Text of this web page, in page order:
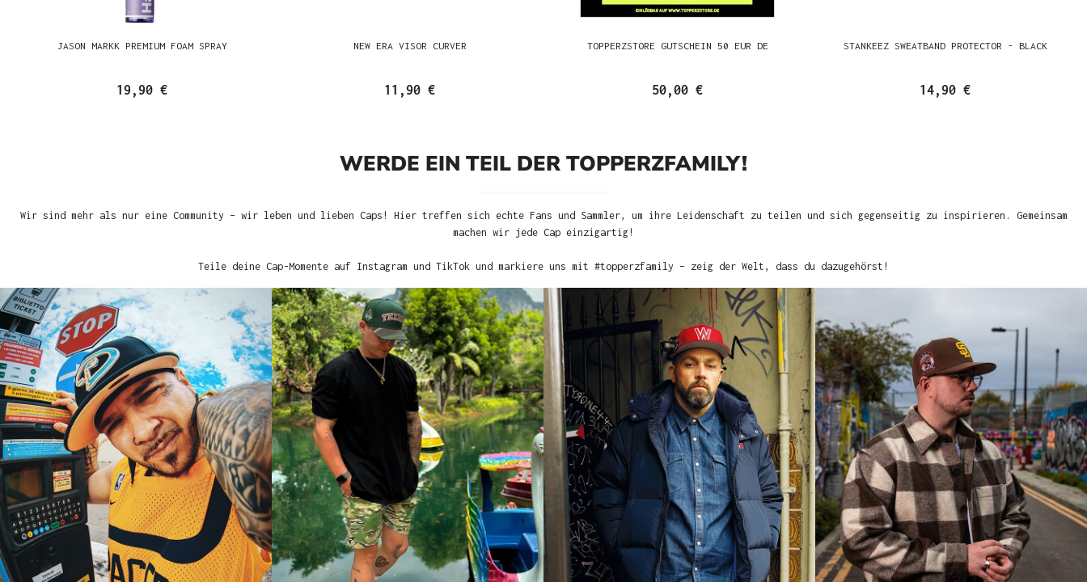
JASON MARKK PREMIUM FOAM SPRAY
19,90 €
NEW ERA VISOR CURVER
11,90 €
TOPPERZSTORE GUTSCHEIN 50 EUR DE
50,00 €
STANKEEZ SWEATBAND PROTECTOR - BLACK
14,90 €
WERDE EIN TEIL DER TOPPERZFAMILY!
Wir sind mehr als nur eine Community – wir leben und lieben Caps! Hier treffen sich echte Fans und Sammler, um ihre Leidenschaft zu teilen und sich gegenseitig zu inspirieren. Gemeinsam
machen wir jede Cap einzigartig!
Teile deine Cap-Momente auf Instagram und TikTok und markiere uns mit #topperzfamily – zeig der Welt, dass du dazugehörst!